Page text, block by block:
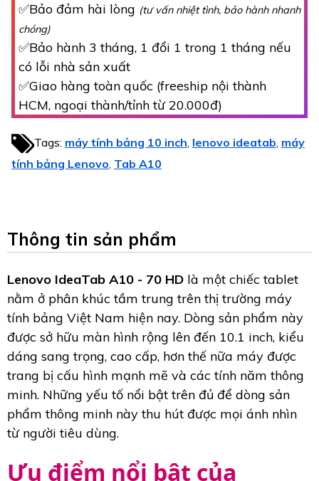
✅Bảo đảm hài lòng (tư vấn nhiệt tình, bảo hành nhanh
chóng)
✅Bảo hành 3 tháng, 1 đổi 1 trong 1 tháng nếu
có lỗi nhà sản xuất
✅Giao hàng toàn quốc (freeship nội thành
HCM, ngoại thành/tỉnh từ 20.000đ)
Tags: máy tính bảng 10 inch lenovo ideatab máy
tính bảng Lenovo, Tab A10
Thông tin sản phẩm
Lenovo IdeaTab A10 - 70 HD là một chiếc tablet
nằm ở phân khúc tầm trung trên thị trường máy
tính bảng Việt Nam hiện nay. Dòng sản phẩm này
được sở hữu màn hình rộng lên đến 10.1 inch, kiểu
dáng sang trọng, cao cấp, hơn thế nữa máy được
trang bị cấu hình mạnh mẽ và các tính năm thông
minh. Những yếu tố nổi bật trên đủ để dòng sản
phẩm thông minh này thu hút được mọi ánh nhìn
từ người tiêu dùng.
Ưu điểm nổi bật của